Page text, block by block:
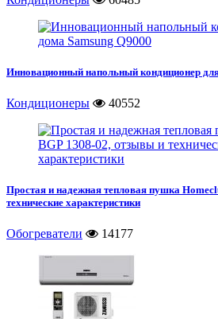
Инновационный напольный кондиционер
Кондиционеры 40552
Простая и надежная тепловая пушка
технические характеристики
Обогреватели 14177